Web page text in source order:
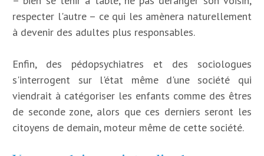
respecter l'autre – ce qui les amènera naturellement
à devenir des adultes plus responsables.
Enfin, des pédopsychiatres et des sociologues
s'interrogent sur l'état même d'une société qui
viendrait à catégoriser les enfants comme des êtres
de seconde zone, alors que ces derniers seront les
citoyens de demain, moteur même de cette société.